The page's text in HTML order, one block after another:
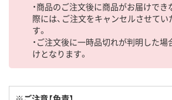
・商品のご注文後に商品がお届けで
際には、ご注文をキャンセルさせて
す。
・ご注文後に一時品切れが判明した場
けとなります。